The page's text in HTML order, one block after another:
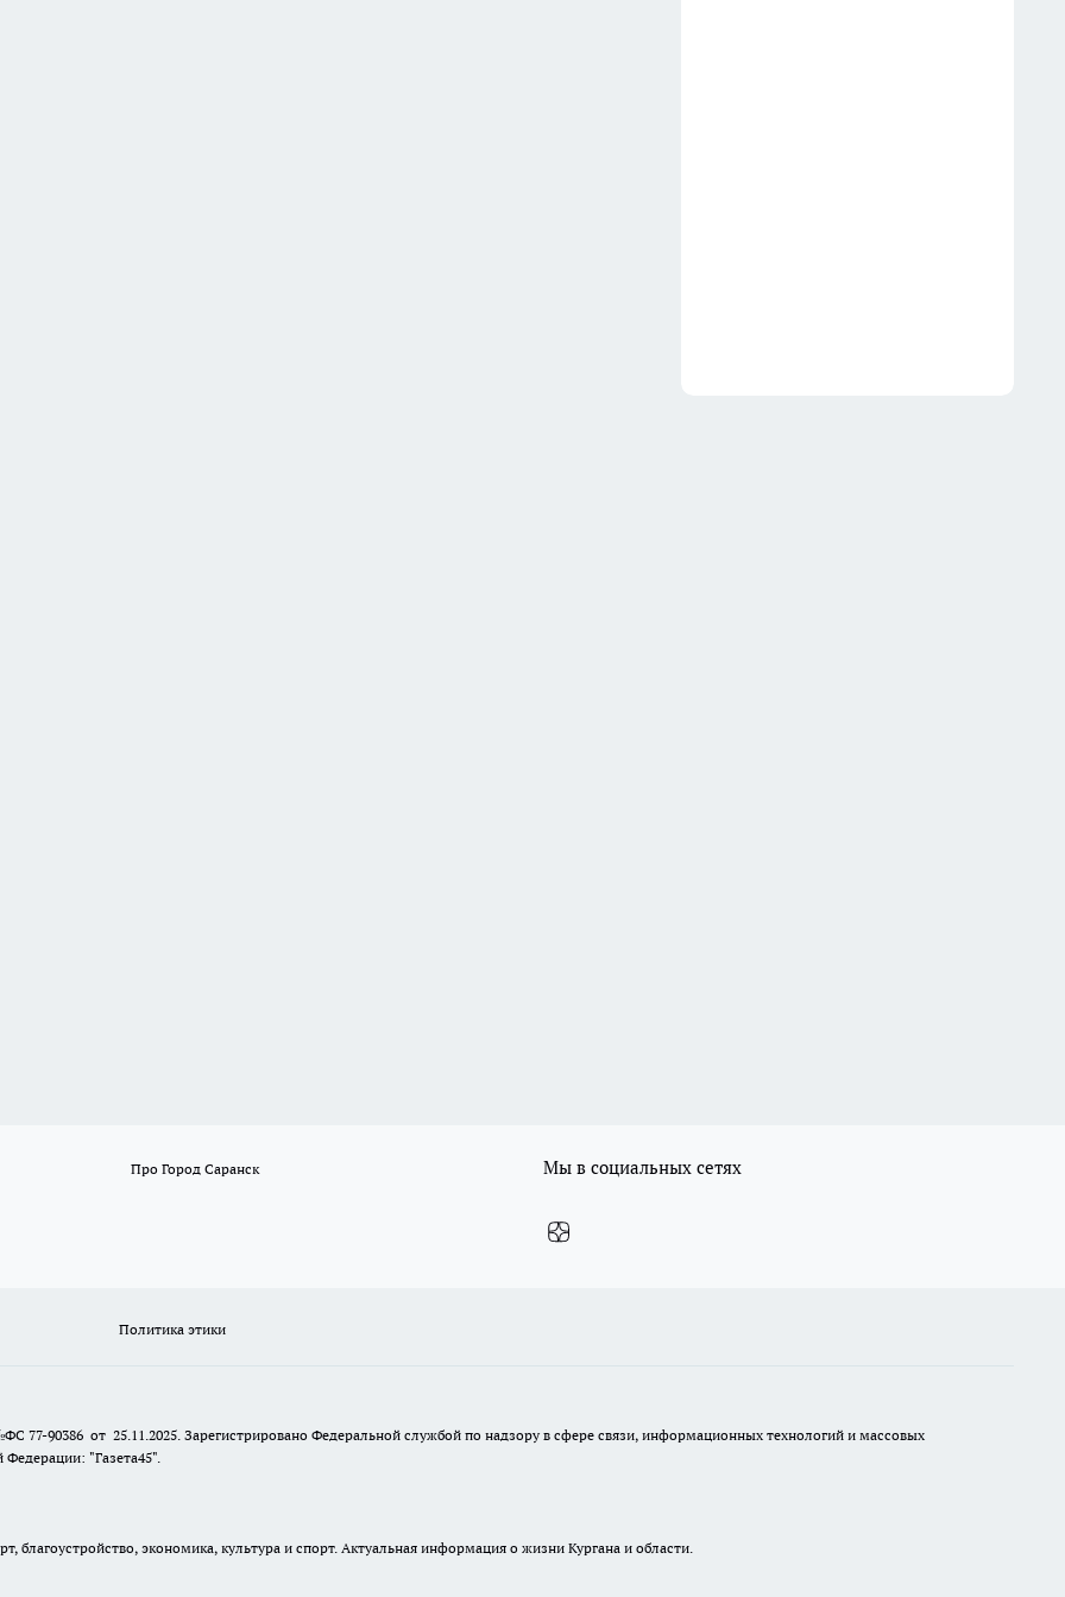
Про Город Саранск Мы в социальных сетях
Политика этики
77-90386 от 25.11.2025. Зарегистрировано Федеральной службой по надзору в сфере связи, информационных технологий и массовых
"Газета45".
экономика, культура и спорт. Актуальная информация о жизни Кургана и области.